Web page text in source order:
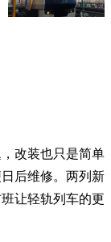
改装也只是简单
后维修。两列新
让轻轨列车的更